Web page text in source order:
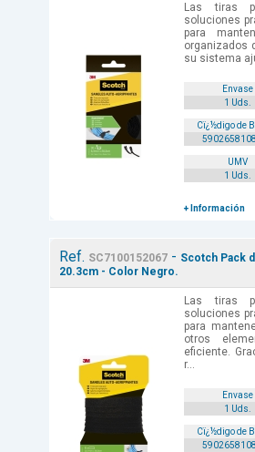
Las tiras
soluciones
para
organizados
su sistema
Envase
1 Uds.
Cï¿½digo de
UMV
1 Uds.
+ Información
Ref. SC7100152067 - Scotch Pack
20.3cm - Color Negro.
Las tiras
soluciones
para
otros
eficiente.
r...
Envase
1 Uds.
Cï¿½digo de